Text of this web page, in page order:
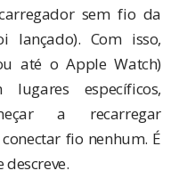
sem fio da
Com isso,
até o Apple Watch)
específicos,
a recarregar
fio nenhum. É